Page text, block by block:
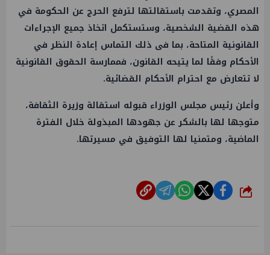
المصري، وتقدمت باستقالتها لترفع الحرج عن الحكومة في
هذه القضية الشخصية، وستستكمل اتخاذ جميع الإجراءات
القانونية المتاحة، بما فى ذلك التماس إعادة النظر في
الأحكام وفقًا لما يتيحه القانون، فممارسة الحقوق القانونية
لا تتعارض مع احترام الأحكام القضائية.
وأعلن رئيس مجلس الوزراء قبوله استقالة وزيرة الثقافة،
متوجها لها بالشكر عن جهودها المبذولة خلال الفترة
الماضية، ومتمنيا لها التوفيق في مسيرتها.
شارك